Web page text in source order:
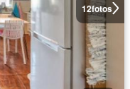
12fotos